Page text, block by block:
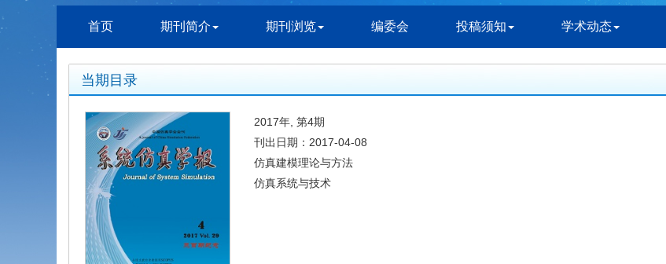
首页 期刊简介 期刊浏览 编委会 投稿须知 学术动态
当期目录
2017年, 第4期
刊出日期：2017-04-08
仿真建模理论与方法
仿真系统与技术